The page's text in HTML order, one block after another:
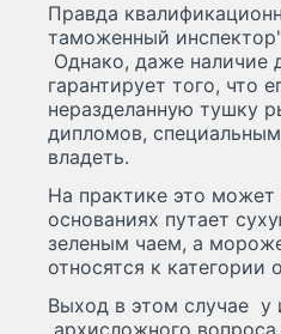
Правда
таможенный
Однако, даже наличие
гарантирует того, что
неразделанную тушку
дипломов,
владеть.
На практике это может
основаниях путает
зеленым чаем, а
относятся к
Выход в этом случае у